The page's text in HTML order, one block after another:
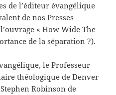
de l’éditeur évangélique
de nos Presses
« How Wide The
de la séparation ?).
le Professeur
théologique de Denver
Robinson de